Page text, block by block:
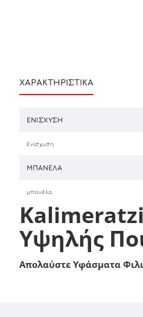
ΧΑΡΑΚΤΗΡΙΣΤΙΚΆ
ΕΝΊΣΧΥΣΗ
Ενίσχυση
ΜΠΑΝΈΛΑ
μπανέλα
Υψηλής
Απολαύστε Υφάσματα